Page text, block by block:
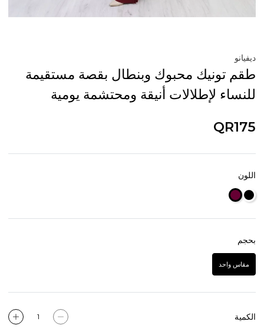
ديفيانو
طقم تونيك محبوك وبنطال بقصة مستقيمة
للنساء لإطلالات أنيقة ومحتشمة يومية
QR175
اللون
بحجم
مقاس واحد
الكمية